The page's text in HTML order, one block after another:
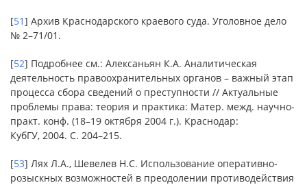
[51] Архив Краснодарского краевого суда. Уголовное дело
№ 2–71/01.
[52] Подробнее см.: Алексаньян К.А. Аналитическая
деятельность правоохранительных органов – важный этап
процесса сбора сведений о преступности // Актуальные
проблемы права: теория и практика: Матер. межд. научно-
практ. конф. (18–19 октября 2004 г.). Краснодар:
КубГУ, 2004. С. 204–215.
[53] Лях Л.А., Шевелев Н.С. Использование оперативно-
розыскных возможностей в преодолении противодействия